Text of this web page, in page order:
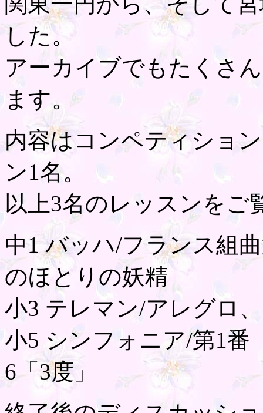
した。
アーカイブでもたくさ
ます。
内容はコンペティショ
ン1名。
以上3名のレッスンをご
中1 バッハ/フランス組
のほとりの妖精
小3 テレマン/アレグロ
小5 シンフォニア/第1
6「3度」